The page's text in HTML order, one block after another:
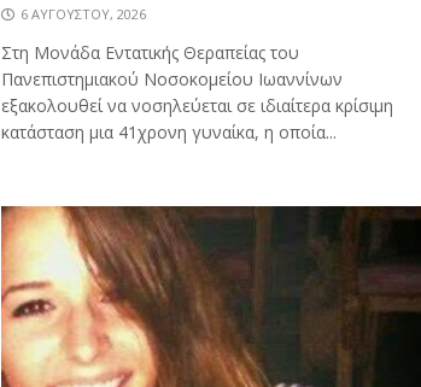
6 ΑΥΓΟΎΣΤΟΥ, 2026
Στη Μονάδα Εντατικής Θεραπείας του
Πανεπιστημιακού Νοσοκομείου Ιωαννίνων
εξακολουθεί να νοσηλεύεται σε ιδιαίτερα κρίσιμη
κατάσταση μια 41χρονη γυναίκα, η οποία...